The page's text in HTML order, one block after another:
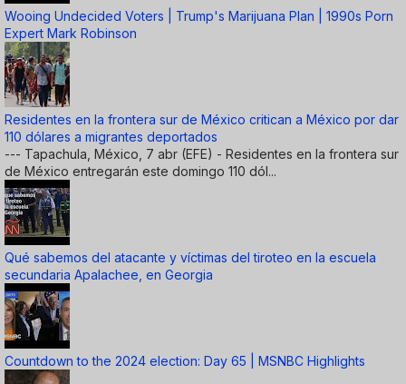
Wooing Undecided Voters | Trump's Marijuana Plan | 1990s Porn
Expert Mark Robinson
Residentes en la frontera sur de México critican a México por dar
110 dólares a migrantes deportados
--- Tapachula, México, 7 abr (EFE) - Residentes en la frontera sur
de México entregarán este domingo 110 dól...
Qué sabemos del atacante y víctimas del tiroteo en la escuela
secundaria Apalachee, en Georgia
Countdown to the 2024 election: Day 65 | MSNBC Highlights